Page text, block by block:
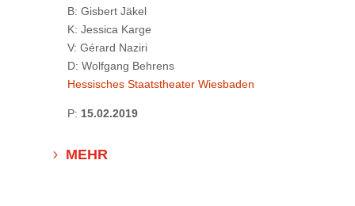
B: Gisbert Jäkel
K: Jessica Karge
V: Gérard Naziri
D: Wolfgang Behrens
Hessisches Staatstheater Wiesbaden
P: 15.02.2019
MEHR